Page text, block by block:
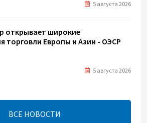
5 августа 2026
открывает широкие
торговли Европы и Азии - ОЭСР
5 августа 2026
ускоряет цифровой переход:
ВСЕ НОВОСТИ